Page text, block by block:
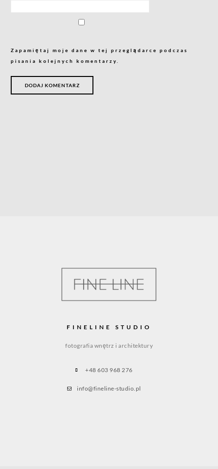
Zapamiętaj moje dane w tej przeglądarce podczas
pisania kolejnych komentarzy.
FINELINE STUDIO
fotografia wnętrz i architektury
+48 603 968 276
info@fineline-studio.pl